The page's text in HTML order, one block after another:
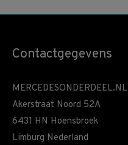
Contactgegevens
MERCEDESONDERDEEL.NL
Akerstraat Noord 52A
6431 HN Hoensbroek
Limburg Nederland